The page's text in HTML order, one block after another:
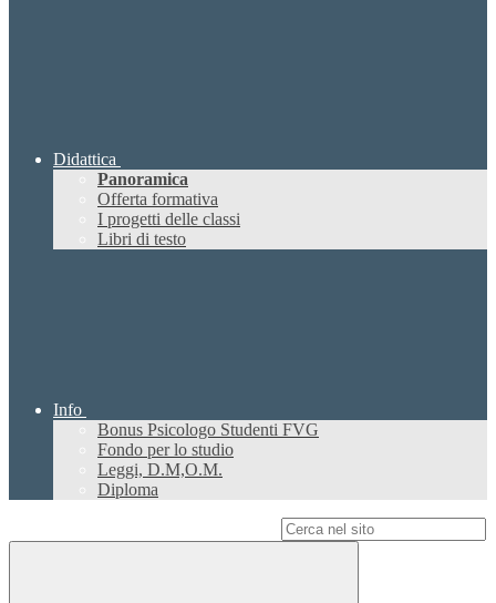
Didattica
Panoramica
Offerta formativa
I progetti delle classi
Libri di testo
Info
Bonus Psicologo Studenti FVG
Fondo per lo studio
Leggi, D.M,O.M.
Diploma